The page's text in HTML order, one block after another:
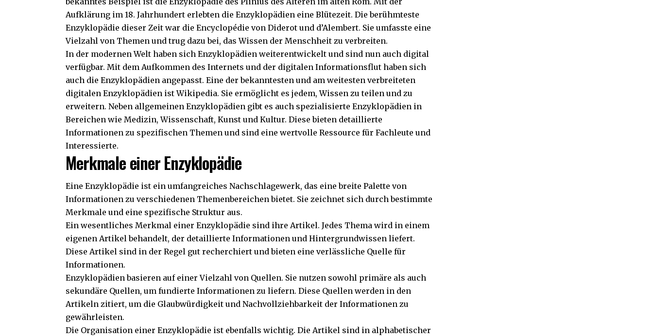
Aufklärung im 18. Jahrhundert erlebten die Enzyklopädien eine Blütezeit. Die berühmteste
Enzyklopädie dieser Zeit war die Encyclopédie von Diderot und d’Alembert. Sie umfasste eine
Vielzahl von Themen und trug dazu bei, das Wissen der Menschheit zu verbreiten.
In der modernen Welt haben sich Enzyklopädien weiterentwickelt und sind nun auch digital
verfügbar. Mit dem Aufkommen des Internets und der digitalen Informationsflut haben sich
auch die Enzyklopädien angepasst. Eine der bekanntesten und am weitesten verbreiteten
digitalen Enzyklopädien ist Wikipedia. Sie ermöglicht es jedem, Wissen zu teilen und zu
erweitern. Neben allgemeinen Enzyklopädien gibt es auch spezialisierte Enzyklopädien in
Bereichen wie Medizin, Wissenschaft, Kunst und Kultur. Diese bieten detaillierte
Informationen zu spezifischen Themen und sind eine wertvolle Ressource für Fachleute und
Interessierte.
Merkmale einer Enzyklopädie
Eine Enzyklopädie ist ein umfangreiches Nachschlagewerk, das eine breite Palette von
Informationen zu verschiedenen Themenbereichen bietet. Sie zeichnet sich durch bestimmte
Merkmale und eine spezifische Struktur aus.
Ein wesentliches Merkmal einer Enzyklopädie sind ihre Artikel. Jedes Thema wird in einem
eigenen Artikel behandelt, der detaillierte Informationen und Hintergrundwissen liefert.
Diese Artikel sind in der Regel gut recherchiert und bieten eine verlässliche Quelle für
Informationen.
Enzyklopädien basieren auf einer Vielzahl von Quellen. Sie nutzen sowohl primäre als auch
sekundäre Quellen, um fundierte Informationen zu liefern. Diese Quellen werden in den
Artikeln zitiert, um die Glaubwürdigkeit und Nachvollziehbarkeit der Informationen zu
gewährleisten.
Die Organisation einer Enzyklopädie ist ebenfalls wichtig. Die Artikel sind in alphabetischer